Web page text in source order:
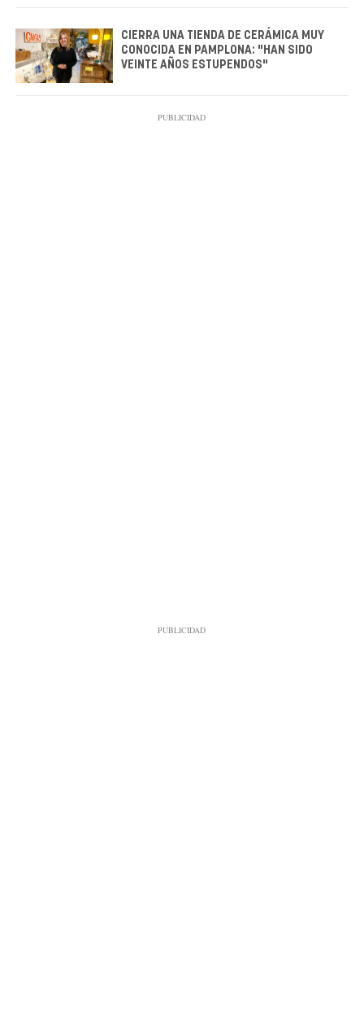
CIERRA UNA TIENDA DE CERÁMICA MUY
CONOCIDA EN PAMPLONA: "HAN SIDO
VEINTE AÑOS ESTUPENDOS"